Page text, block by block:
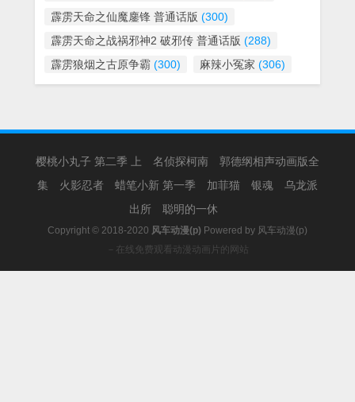
霹雳天命之仙魔鏖锋 普通话版 (300)
霹雳天命之战祸邪神2 破邪传 普通话版 (288)
霹雳狼烟之古原争霸 (300) 麻辣小冤家 (306)
樱桃小丸子 第二季 上 名侦探柯南
郭德纲相声动画版全
集
火影忍者 蜡笔小新 第一季 加菲猫 银魂
乌龙派
出所
聪明的一休
Copyright © 2018-2020 风车动漫(p) Powered by 风车动漫(p)
－在线免费观看动漫动画片的网站